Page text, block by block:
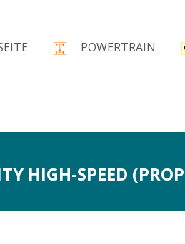
POWERTRAIN
HIGH-SPEED